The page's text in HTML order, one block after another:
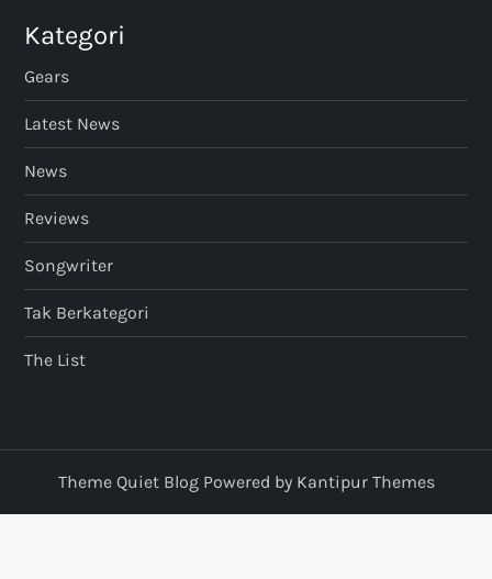
Kategori
Gears
Latest News
News
Reviews
Songwriter
Tak Berkategori
The List
Theme Quiet Blog Powered by Kantipur Themes